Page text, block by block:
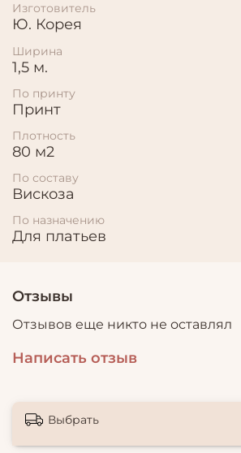
Изготовитель
Ю. Корея
Ширина
1,5 м.
По принту
Принт
Плотность
80 м2
По составу
Вискоза
По назначению
Для платьев
Отзывы
Отзывов еще никто не оставлял
Написать отзыв
Выбрать